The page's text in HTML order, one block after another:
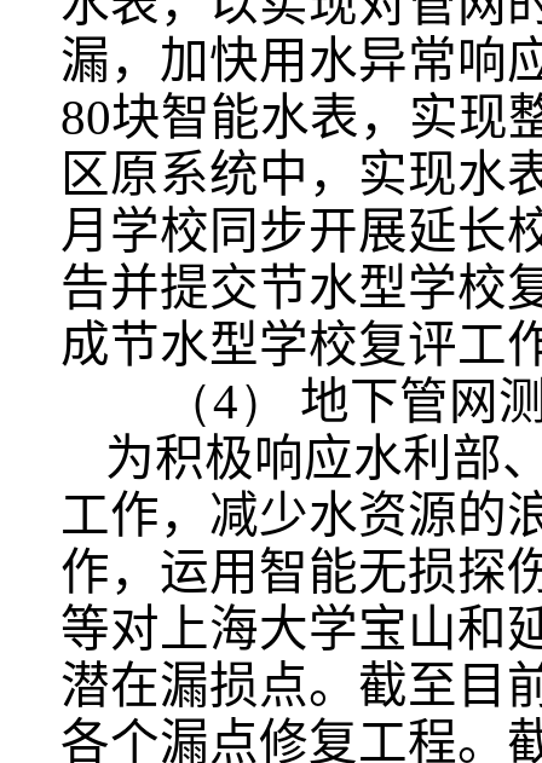
漏，加快用水异常响
80块智能水表 ，实现
区原系统中，实现水
月学校同步开展延长
告并提交节水型学校
成节水型学校复评工
（4） 地下管网
为积极响应水利部
工作，减少水资源的
作，运用智能无损探
等对上海大学宝山和
潜在漏损点。截至目
各个漏点修复工程。